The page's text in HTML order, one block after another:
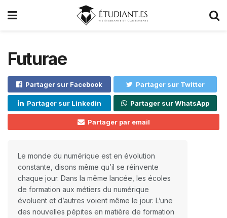
Futurae
Partager sur Facebook Partager sur Twitter
Partager sur Linkedin Partager sur WhatsApp
Partager par email
Le monde du numérique est en évolution
constante, disons même qu’il se réinvente
chaque jour. Dans la même lancée, les écoles
de formation aux métiers du numérique
évoluent et d’autres voient même le jour. L’une
des nouvelles pépites en matière de formation